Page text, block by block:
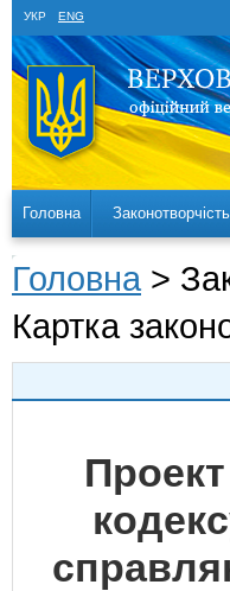
УКР ENG
Головна Законотворчість
Головна >
Картка